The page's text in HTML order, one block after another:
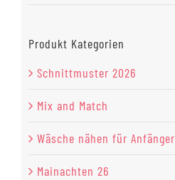
Produkt Kategorien
Schnittmuster 2026
Mix and Match
Wäsche nähen für Anfänger
Mainachten 26